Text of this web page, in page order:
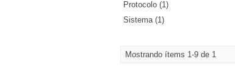
Protocolo (1)
Sistema (1)
Mostrando ítems 1-9 de 1